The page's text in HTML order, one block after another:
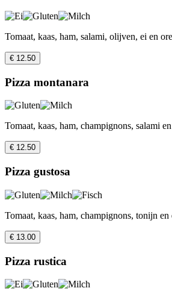
Tomaat, kaas, ham, salami, olijven, ei en
€ 12.50
Pizza montanara
Tomaat, kaas, ham, champignons, salami
€ 12.50
Pizza gustosa
Tomaat, kaas, ham, champignons, tonijn en
€ 13.00
Pizza rustica